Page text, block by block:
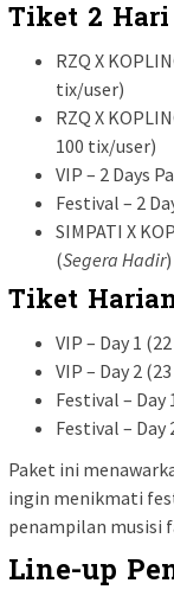
Tiket 2 Hari
RZQ X
tix/user)
RZQ X
100 tix/user)
VIP – 2 Days
Festival – 2
SIMPATI X
(Segera Hadir)
Tiket
VIP – Day 1
VIP – Day 2
Festival – Day
Festival – Day
Paket ini
ingin menikmati
penampilan musisi
Line-up